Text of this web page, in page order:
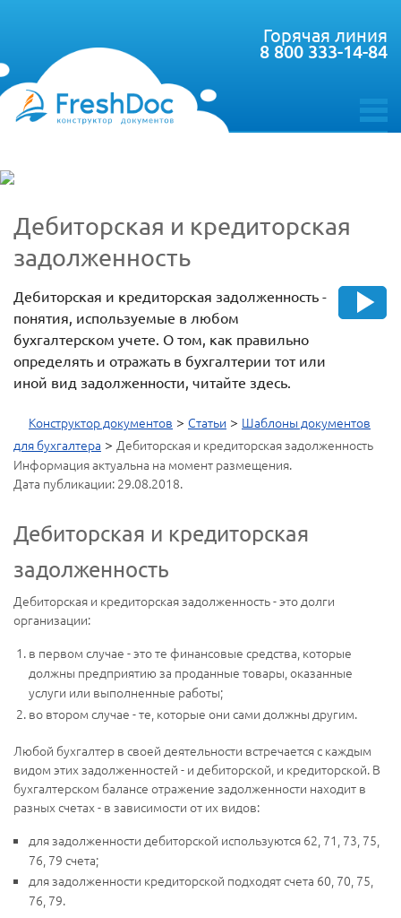
toggle
Горячая линия
8 800 333-14-84
Дебиторская и кредиторская
задолженность
Дебиторская и кредиторская задолженность -
понятия, используемые в любом
бухгалтерском учете. О том, как правильно
определять и отражать в бухгалтерии тот или
иной вид задолженности, читайте здесь.
Конструктор документов > Статьи > Шаблоны документов
для бухгалтера > Дебиторская и кредиторская задолженность
Информация актуальна на момент размещения.
Дата публикации: 29.08.2018.
Дебиторская и кредиторская
задолженность
Дебиторская и кредиторская задолженность - это долги
организации:
в первом случае - это те финансовые средства, которые
должны предприятию за проданные товары, оказанные
услуги или выполненные работы;
во втором случае - те, которые они сами должны другим.
Любой бухгалтер в своей деятельности встречается с каждым
видом этих задолженностей - и дебиторской, и кредиторской. В
бухгалтерском балансе отражение задолженности находит в
разных счетах - в зависимости от их видов:
для задолженности дебиторской используются 62, 71, 73, 75,
76, 79 счета;
для задолженности кредиторской подходят счета 60, 70, 75,
76, 79.